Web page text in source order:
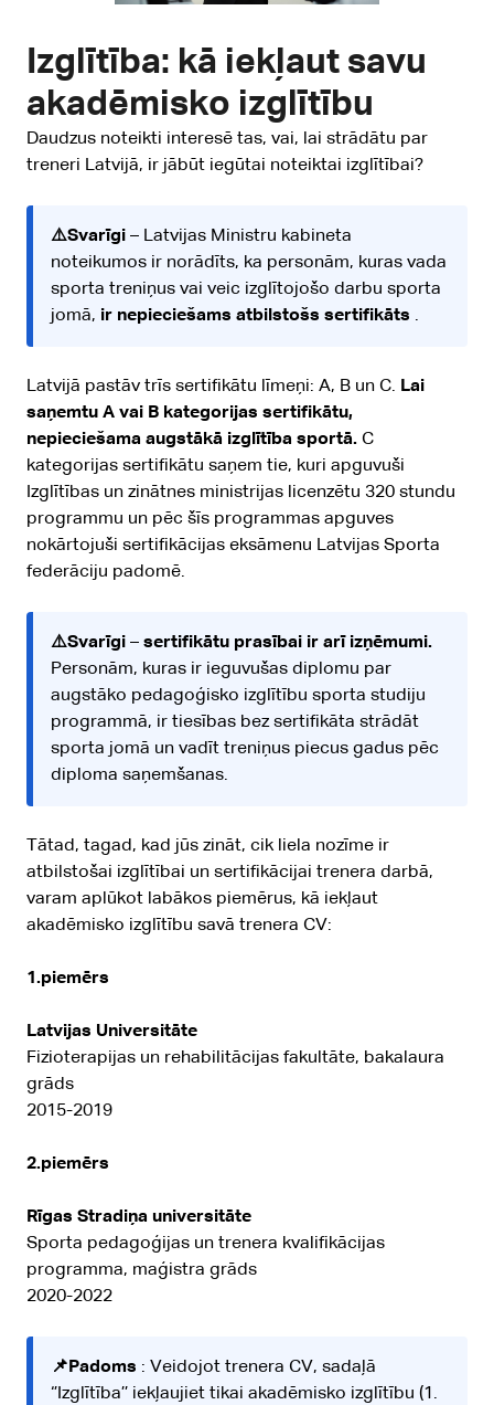
Izglītība: kā iekļaut savu
akadēmisko izglītību
Daudzus noteikti interesē tas, vai, lai strādātu par
treneri Latvijā, ir jābūt iegūtai noteiktai izglītībai?
⚠️Svarīgi – Latvijas Ministru kabineta
noteikumos ir norādīts, ka personām, kuras vada
sporta treniņus vai veic izglītojošo darbu sporta
jomā, ir nepieciešams atbilstošs sertifikāts .
Latvijā pastāv trīs sertifikātu līmeņi: A, B un C. Lai
saņemtu A vai B kategorijas sertifikātu,
nepieciešama augstākā izglītība sportā. C
kategorijas sertifikātu saņem tie, kuri apguvuši
Izglītības un zinātnes ministrijas licenzētu 320 stundu
programmu un pēc šīs programmas apguves
nokārtojuši sertifikācijas eksāmenu Latvijas Sporta
federāciju padomē.
⚠️Svarīgi – sertifikātu prasībai ir arī izņēmumi.
Personām, kuras ir ieguvušas diplomu par
augstāko pedagoģisko izglītību sporta studiju
programmā, ir tiesības bez sertifikāta strādāt
sporta jomā un vadīt treniņus piecus gadus pēc
diploma saņemšanas.
Tātad, tagad, kad jūs zināt, cik liela nozīme ir
atbilstošai izglītībai un sertifikācijai trenera darbā,
varam aplūkot labākos piemērus, kā iekļaut
akadēmisko izglītību savā trenera CV:
1.piemērs
Latvijas Universitāte
Fizioterapijas un rehabilitācijas fakultāte, bakalaura
grāds
2015-2019
2.piemērs
Rīgas Stradiņa universitāte
Sporta pedagoģijas un trenera kvalifikācijas
programma, maģistra grāds
2020-2022
📌Padoms : Veidojot trenera CV, sadaļā
‘’Izglītība’’ iekļaujiet tikai akadēmisko izglītību (1.